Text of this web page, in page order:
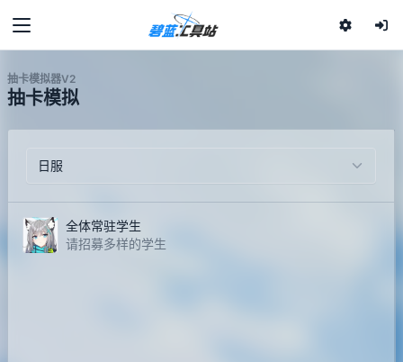
抽卡模拟器V2
抽卡模拟
全体常驻学生
请招募多样的学生